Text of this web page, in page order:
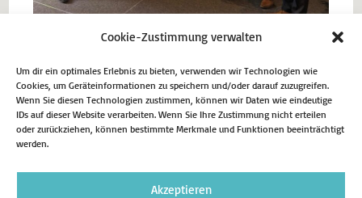
Cookie-Zustimmung verwalten
Um dir ein optimales Erlebnis zu bieten, verwenden wir Technologien wie
Cookies, um Geräteinformationen zu speichern und/oder darauf zuzugreifen.
Wenn Sie diesen Technologien zustimmen, können wir Daten wie eindeutige
IDs auf dieser Website verarbeiten. Wenn Sie Ihre Zustimmung nicht erteilen
oder zurückziehen, können bestimmte Merkmale und Funktionen beeinträchtigt
werden.
Akzeptieren
Vorheriger Beitrag
Betriebsbesichtigung bei der Brüggemann GmbH in
Hemer